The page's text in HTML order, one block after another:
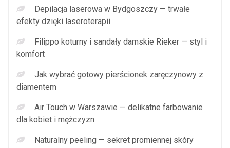
Depilacja laserowa w Bydgoszczy — trwałe
efekty dzięki laseroterapii
Filippo koturny i sandały damskie Rieker — styl i
komfort
Jak wybrać gotowy pierścionek zaręczynowy z
diamentem
Air Touch w Warszawie — delikatne farbowanie
dla kobiet i mężczyzn
Naturalny peeling — sekret promiennej skóry